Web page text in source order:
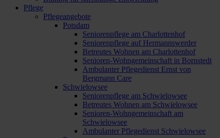
Pflege
Pflegeangebote
Potsdam
Seniorenpflege am Charlottenhof
Seniorenpflege auf Hermannswerder
Betreutes Wohnen am Charlottenhof
Senioren-Wohngemeinschaft in Bornstedt
Ambulanter Pflegedienst Ernst von
Bergmann Care
Schwielowsee
Seniorenpflege am Schwielowsee
Betreutes Wohnen am Schwielowsee
Senioren-Wohngemeinschaft am
Schwielowsee
Ambulanter Pflegedienst Schwielowsee